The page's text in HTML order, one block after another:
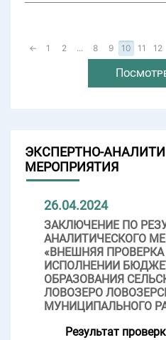
← 1 2 ... 8 9 10 11 12
ЭКСПЕРТНО-
МЕРОПРИЯТИЯ
26.04.2024
ЗАКЛЮЧЕНИЕ ПО
АНАЛИТИЧЕСКОГО
«ВНЕШНЯЯ
ИСПОЛНЕНИИ
ОБРАЗОВАНИЯ
ЛОВОЗЕРО
МУНИЦИПАЛЬНОГО
Результат